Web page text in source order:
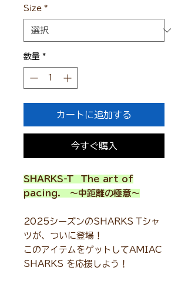
格
価
Size *
数量 *
カートに追加する
今すぐ購入
SHARKS-T The art of
pacing. ～中距離の極意～
2025シーズンのSHARKS Tシャ
ツが、ついに登場！
このアイテムをゲットしてAMIAC
SHARKS を応援しよう！